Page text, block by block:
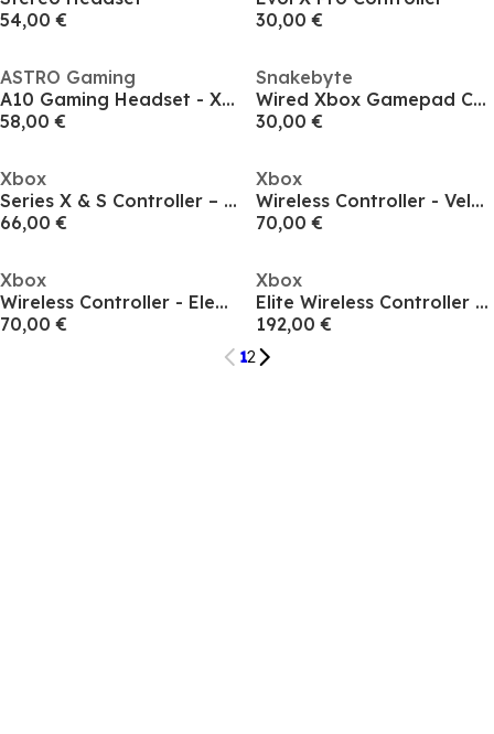
54,00 €
30,00 €
ASTRO Gaming
A10 Gaming Headset - Xbox/PC - Black
58,00 €
Snakebyte
Wired Xbox Gamepad Controller
30,00 €
Xbox
Series X & S Controller – Carbon Black
66,00 €
Xbox
Wireless Controller - Velocity Green
70,00 €
Xbox
Wireless Controller - Electric Volt
70,00 €
Xbox
Elite Wireless Controller Series 2
192,00 €
12